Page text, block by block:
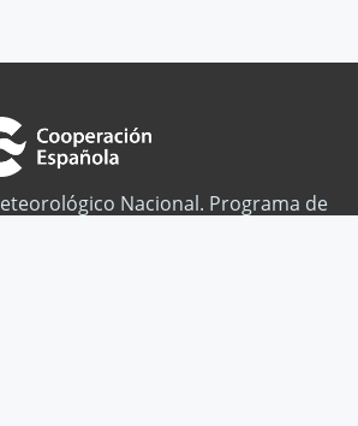
Nacional. Programa de